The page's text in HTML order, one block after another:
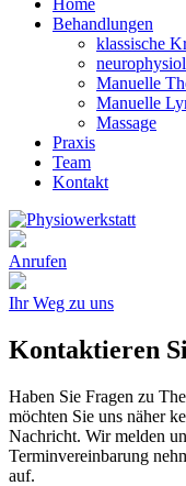
Home
Behandlungen
klassische
Manuelle
Manuelle
Massage
Praxis
Team
Kontakt
Anrufen
Ihr Weg zu uns
Kontaktieren
Haben Sie Fragen zu
möchten Sie uns näher
Nachricht. Wir melden
Terminvereinbarung
auf.